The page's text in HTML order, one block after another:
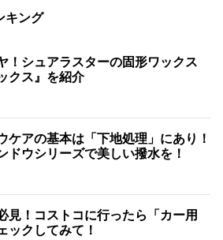
キング
！シュアラスターの固形ワックス
クス』を紹介
ケアの基本は「下地処理」にあり！
ドウシリーズで美しい撥水を！
見！コストコに行ったら「カー用
ックしてみて！